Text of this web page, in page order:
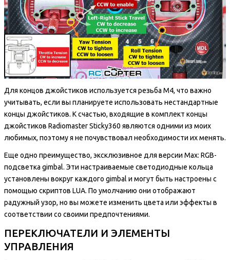
Для концов джойстиков используется резьба M4, что важно
учитывать, если вы планируете использовать нестандартные
концы джойстиков. К счастью, входящие в комплект концы
джойстиков Radiomaster Sticky360 являются одними из моих
любимых, поэтому я не почувствовал необходимости их менять.
Еще одно преимущество, эксклюзивное для версии Max: RGB-
подсветка gimbal. Эти настраиваемые светодиодные кольца
установлены вокруг каждого gimbal и могут быть настроены с
помощью скриптов LUA. По умолчанию они отображают
радужный узор, но вы можете изменить цвета или эффекты в
соответствии со своими предпочтениями.
ПЕРЕКЛЮЧАТЕЛИ И ЭЛЕМЕНТЫ
УПРАВЛЕНИЯ